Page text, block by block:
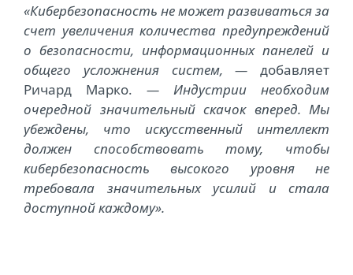
«Кибербезопасность не может развиваться за
счет увеличения количества предупреждений
о безопасности, информационных панелей и
общего усложнения систем, — добавляет
Ричард Марко. — Индустрии необходим
очередной значительный скачок вперед. Мы
убеждены, что искусственный интеллект
должен способствовать тому, чтобы
кибербезопасность высокого уровня не
требовала значительных усилий и стала
доступной каждому».